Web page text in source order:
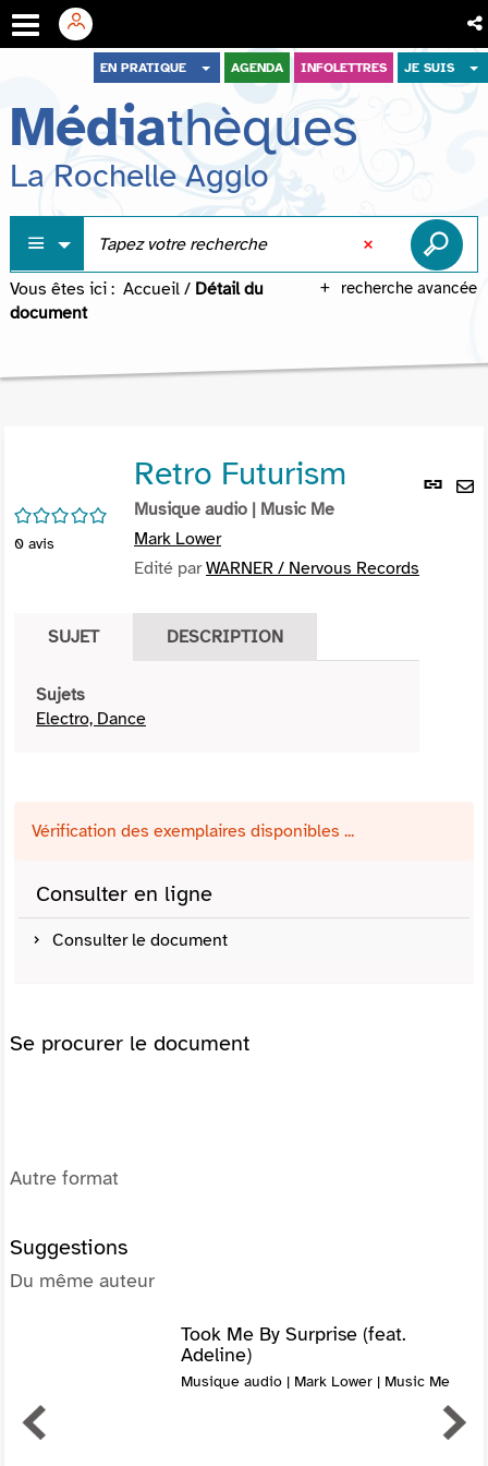
menu
contenu
recherche
EN PRATIQUE AGENDA INFOLETTRES JE SUIS
Médiathèques
La Rochelle Agglo
recherche avancée
Vous êtes ici : Accueil / Détail du
document
Lien
/5
0 avis
Retro Futurism
Musique audio | Music Me
Mark Lower
Edité parWARNER / Nervous Records
SUJET DESCRIPTION
Sujets
Electro, Dance
Vérification des exemplaires disponibles ...
Consulter en ligne
Consulter le document
Se procurer le document
Autre format
Suggestions
Du même auteur
Took Me By Surprise (feat.
Adeline)
Musique audio | Mark Lower | Music Me